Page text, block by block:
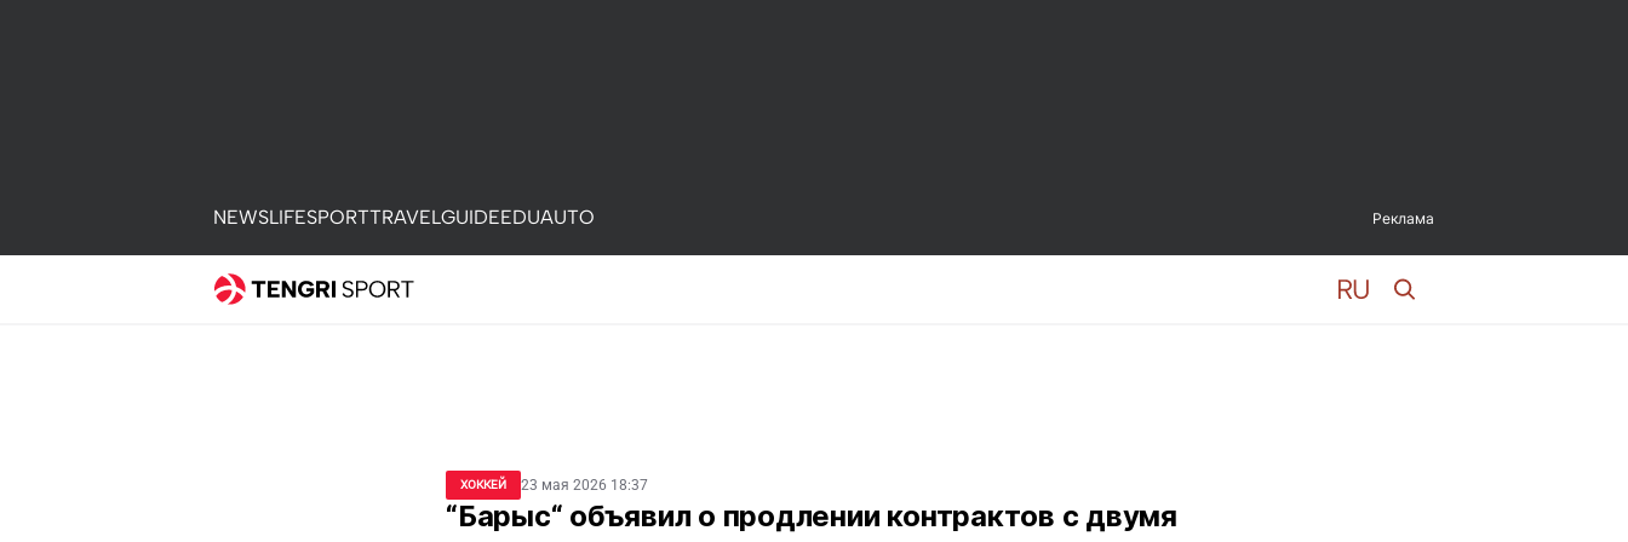
NEWSLIFESPORTTRAVELGUIDEEDUAUTO Реклама
ХОККЕЙ 23 мая 2026 18:37
“Барыс“ объявил о продлении контрактов с двумя